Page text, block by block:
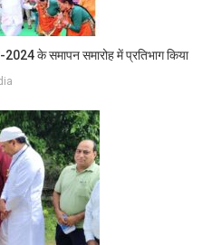
2024 के समापन समारोह में प्रतिभाग किया